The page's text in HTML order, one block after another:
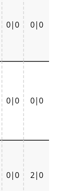
0|0 0|0
0|0 0|0
0|0 2|0